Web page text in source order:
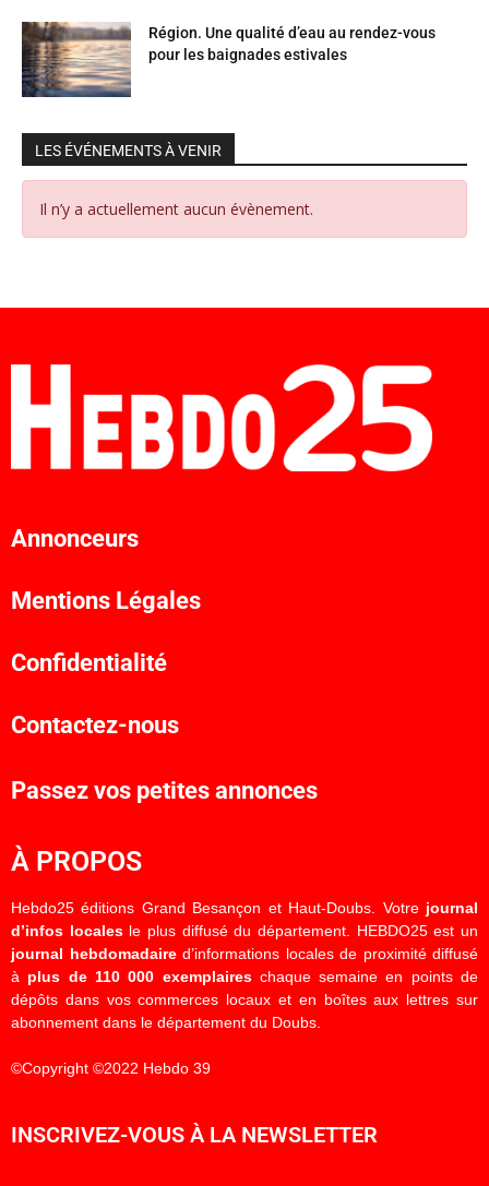
Région. Une qualité d’eau au rendez-vous
pour les baignades estivales
LES ÉVÉNEMENTS À VENIR
Il n’y a actuellement aucun évènement.
Annonceurs
Mentions Légales
Confidentialité
Contactez-nous
Passez vos petites annonces
À PROPOS
Hebdo25 éditions Grand Besançon et Haut-Doubs. Votre journal
d’infos localesle plus diffusé du département. HEBDO25 est un
journal hebdomadaired’informations locales de proximité diffusé
à plus de 110 000 exemplaireschaque semaine en points de
dépôts dans vos commerces locaux et en boîtes aux lettres sur
abonnement dans le département du Doubs.
©Copyright ©2022 Hebdo 39
INSCRIVEZ-VOUS À LA NEWSLETTER